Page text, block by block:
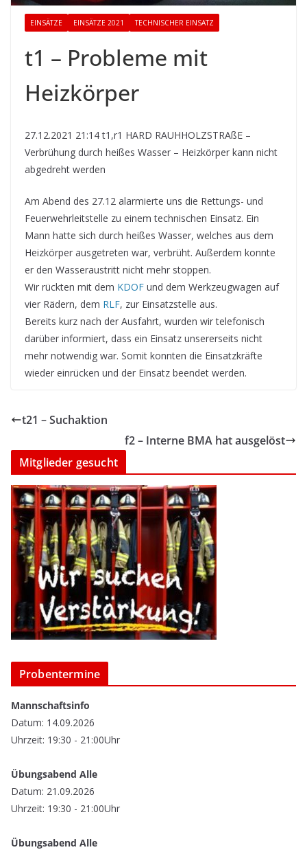
EINSÄTZE EINSÄTZE 2021 TECHNISCHER EINSATZ
t1 – Probleme mit
Heizkörper
27.12.2021 21:14 t1,r1 HARD RAUHHOLZSTRAßE –
Verbrühung durch heißes Wasser – Heizkörper kann nicht
abgedreht werden
Am Abend des 27.12 alarmierte uns die Rettungs- und
Feuerwehrleitstelle zu einem technischen Einsatz. Ein
Mann hatte sich durch heißes Wasser, welches aus dem
Heizkörper ausgetreten war, verbrüht. Außerdem konnte
er den Wasseraustritt nicht mehr stoppen.
Wir rückten mit dem KDOF und dem Werkzeugwagen auf
vier Rädern, dem RLF, zur Einsatzstelle aus.
Bereits kurz nach der Ausfahrt, wurden wir telefonisch
darüber informiert, dass ein Einsatz unsererseits nicht
mehr notwendig war. Somit konnten die Einsatzkräfte
wieder einrücken und der Einsatz beendet werden.
t21 – Suchaktion
f2 – Interne BMA hat ausgelöst
Mitglieder gesucht
Probentermine
Mannschaftsinfo
Datum: 14.09.2026
Uhrzeit: 19:30 - 21:00Uhr
Übungsabend Alle
Datum: 21.09.2026
Uhrzeit: 19:30 - 21:00Uhr
Übungsabend Alle